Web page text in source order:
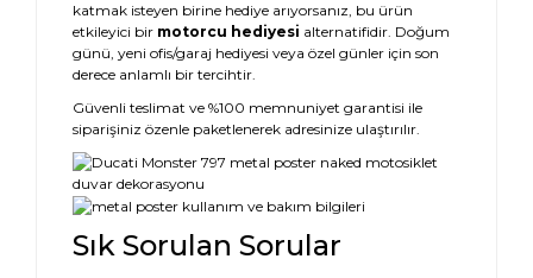
katmak isteyen birine hediye arıyorsanız, bu ürün
etkileyici bir motorcu hediyesi alternatifidir. Doğum
günü, yeni ofis/garaj hediyesi veya özel günler için son
derece anlamlı bir tercihtir.
Güvenli teslimat ve %100 memnuniyet garantisi ile
siparişiniz özenle paketlenerek adresinize ulaştırılır.
Sık Sorulan Sorular